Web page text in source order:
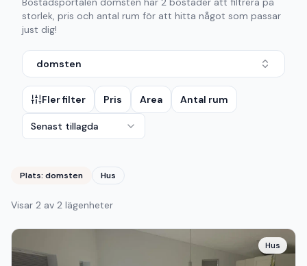
storlek, pris och antal rum för att hitta något som passar
just dig!
domsten
Fler filter Pris Area Antal rum
Senast tillagda
Plats: domsten Hus
Visar 2 av 2 lägenheter
Hus